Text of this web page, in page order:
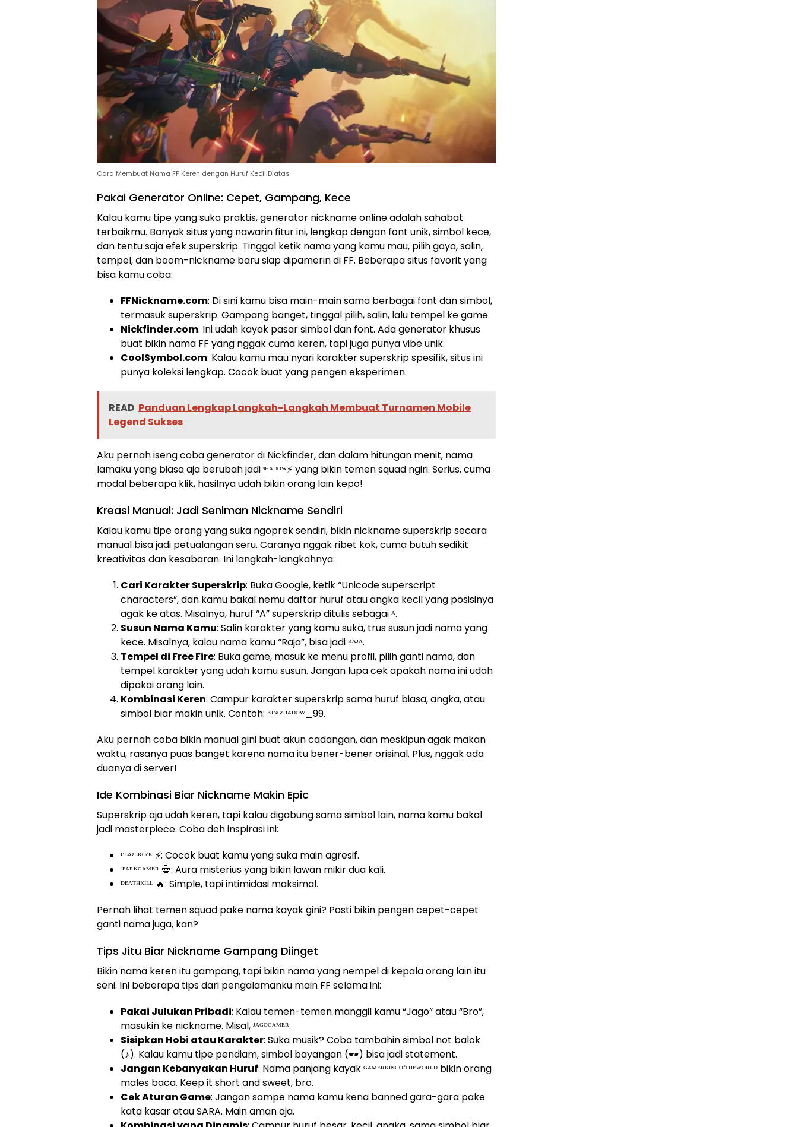
Cara Membuat Nama FF Keren dengan Huruf Kecil Diatas
Pakai Generator Online: Cepet, Gampang, Kece
Kalau kamu tipe yang suka praktis, generator nickname online adalah sahabat
terbaikmu. Banyak situs yang nawarin fitur ini, lengkap dengan font unik, simbol kece,
dan tentu saja efek superskrip. Tinggal ketik nama yang kamu mau, pilih gaya, salin,
tempel, dan boom-nickname baru siap dipamerin di FF. Beberapa situs favorit yang
bisa kamu coba:
FFNickname.com: Di sini kamu bisa main-main sama berbagai font dan simbol,
termasuk superskrip. Gampang banget, tinggal pilih, salin, lalu tempel ke game.
Nickfinder.com: Ini udah kayak pasar simbol dan font. Ada generator khusus
buat bikin nama FF yang nggak cuma keren, tapi juga punya vibe unik.
CoolSymbol.com: Kalau kamu mau nyari karakter superskrip spesifik, situs ini
punya koleksi lengkap. Cocok buat yang pengen eksperimen.
READ Panduan Lengkap Langkah-Langkah Membuat Turnamen Mobile
Legend Sukses
Aku pernah iseng coba generator di Nickfinder, dan dalam hitungan menit, nama
lamaku yang biasa aja berubah jadi ˢᴴᴬᴰᴼᵂ⚡ yang bikin temen squad ngiri. Serius, cuma
modal beberapa klik, hasilnya udah bikin orang lain kepo!
Kreasi Manual: Jadi Seniman Nickname Sendiri
Kalau kamu tipe orang yang suka ngoprek sendiri, bikin nickname superskrip secara
manual bisa jadi petualangan seru. Caranya nggak ribet kok, cuma butuh sedikit
kreativitas dan kesabaran. Ini langkah-langkahnya:
Cari Karakter Superskrip: Buka Google, ketik “Unicode superscript
characters”, dan kamu bakal nemu daftar huruf atau angka kecil yang posisinya
agak ke atas. Misalnya, huruf “A” superskrip ditulis sebagai ᴬ.
Susun Nama Kamu: Salin karakter yang kamu suka, trus susun jadi nama yang
kece. Misalnya, kalau nama kamu “Raja”, bisa jadi ᴿᴬᴶᴬ.
Tempel di Free Fire: Buka game, masuk ke menu profil, pilih ganti nama, dan
tempel karakter yang udah kamu susun. Jangan lupa cek apakah nama ini udah
dipakai orang lain.
Kombinasi Keren: Campur karakter superskrip sama huruf biasa, angka, atau
simbol biar makin unik. Contoh: ᴷᴵᴺᴳˢᴴᴬᴰᴼᵂ_99.
Aku pernah coba bikin manual gini buat akun cadangan, dan meskipun agak makan
waktu, rasanya puas banget karena nama itu bener-bener orisinal. Plus, nggak ada
duanya di server!
Ide Kombinasi Biar Nickname Makin Epic
Superskrip aja udah keren, tapi kalau digabung sama simbol lain, nama kamu bakal
jadi masterpiece. Coba deh inspirasi ini:
ᴮᴸᴬᶻᴱᴿᴼᶜᴷ ⚡: Cocok buat kamu yang suka main agresif.
ˢᴾᴬᴿᴷᴳᴬᴹᴱᴿ 💀: Aura misterius yang bikin lawan mikir dua kali.
ᴰᴱᴬᵀᴴᴷᴵᴸᴸ 🔥: Simple, tapi intimidasi maksimal.
Pernah lihat temen squad pake nama kayak gini? Pasti bikin pengen cepet-cepet
ganti nama juga, kan?
Tips Jitu Biar Nickname Gampang Diinget
Bikin nama keren itu gampang, tapi bikin nama yang nempel di kepala orang lain itu
seni. Ini beberapa tips dari pengalamanku main FF selama ini:
Pakai Julukan Pribadi: Kalau temen-temen manggil kamu “Jago” atau “Bro”,
masukin ke nickname. Misal, ᴶᴬᴳᴼᴳᴬᴹᴱᴿ.
Sisipkan Hobi atau Karakter: Suka musik? Coba tambahin simbol not balok
(♪). Kalau kamu tipe pendiam, simbol bayangan (🕶️) bisa jadi statement.
Jangan Kebanyakan Huruf: Nama panjang kayak ᴳᴬᴹᴱᴿᴷᴵᴺᴳᴼᶠᵀᴴᴱᵂᴼᴿᴸᴰ bikin orang
males baca. Keep it short and sweet, bro.
Cek Aturan Game: Jangan sampe nama kamu kena banned gara-gara pake
kata kasar atau SARA. Main aman aja.